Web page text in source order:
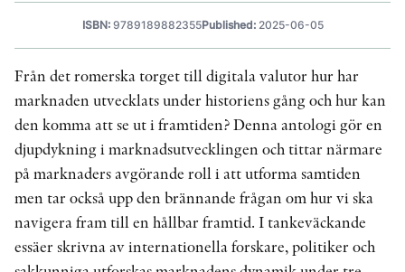
ISBN:9789189882355Published:2025-06-05
Från det romerska torget till digitala valutor hur har
marknaden utvecklats under historiens gång och hur kan
den komma att se ut i framtiden? Denna antologi gör en
djupdykning i marknadsutvecklingen och tittar närmare
på marknaders avgörande roll i att utforma samtiden
men tar också upp den brännande frågan om hur vi ska
navigera fram till en hållbar framtid. I tankeväckande
essäer skrivna av internationella forskare, politiker och